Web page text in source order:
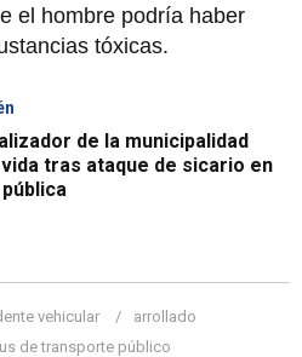
el hombre podría haber
tóxicas.
de la municipalidad
tras ataque de sicario en
vehicular
arrollado
de transporte público